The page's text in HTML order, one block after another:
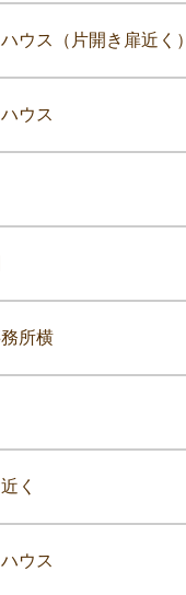
ウス（片開き扉近く）
ウス
所横
く
ウス